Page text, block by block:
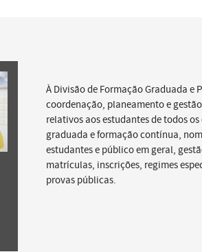
À Divisão de Formação Graduada e
coordenação, planeamento e
relativos aos estudantes de todos
graduada e formação contínua,
estudantes e público em geral,
matrículas, inscrições, regimes
provas públicas.